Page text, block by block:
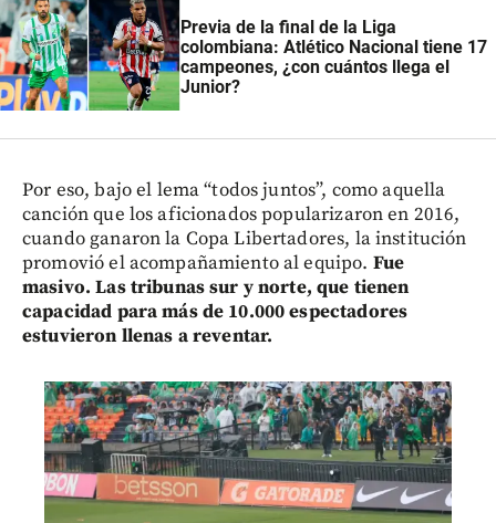
Previa de la final de la Liga
colombiana: Atlético Nacional tiene 17
campeones, ¿con cuántos llega el
Junior?
Por eso, bajo el lema “todos juntos”, como aquella
canción que los aficionados popularizaron en 2016,
cuando ganaron la Copa Libertadores, la institución
promovió el acompañamiento al equipo. Fue
masivo. Las tribunas sur y norte, que tienen
capacidad para más de 10.000 espectadores
estuvieron llenas a reventar.